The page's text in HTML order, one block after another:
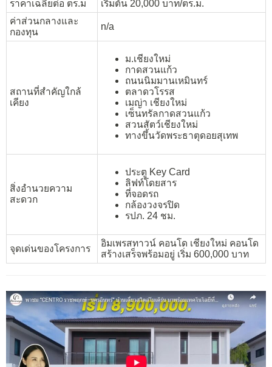
ราคาเฉลี่ยต่อ ตร.ม
เริ่มต้น 20,000 บาท/ตร.ม.
ค่าส่วนกลางและ
กองทุน
n/a
สถานที่สำคัญใกล้
เคียง
ม.เชียงใหม่
กาดสวนแก้ว
ถนนนิมมานเหมินทร์
ตลาดวโรรส
เมญ่า เชียงใหม่
เซ็นทรัลกาดสวนแก้ว
สวนสัตว์เชียงใหม่
ทางขึ้นวัดพระธาตุดอยสุเทพ
สิ่งอำนวยความ
สะดวก
ประตู Key Card
ลิฟท์โดยสาร
ที่จอดรถ
กล้องวงจรปิด
รปภ. 24 ชม.
จุดเด่นของโครงการ
อิมเพรสทาวน์ คอนโด เชียงใหม่ คอนโด
สร้างเสร็จพร้อมอยู่ เริ่ม 600,000 บาท